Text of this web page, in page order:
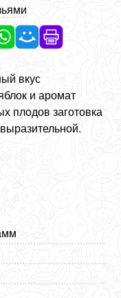
вкус
и аромат
плодов заготовка